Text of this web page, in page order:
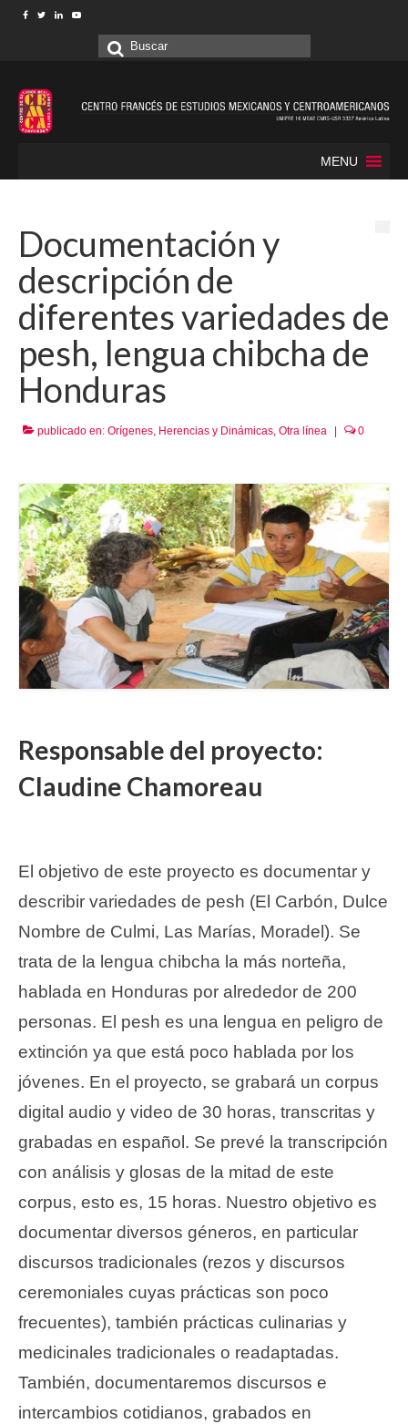
Buscar
MENU
Documentación y
descripción de
diferentes variedades de
pesh, lengua chibcha de
Honduras
publicado en: Orígenes, Herencias y Dinámicas, Otra línea 0
Responsable del proyecto:
Claudine Chamoreau
El objetivo de este proyecto es documentar y
describir variedades de pesh (El Carbón, Dulce
Nombre de Culmi, Las Marías, Moradel). Se
trata de la lengua chibcha la más norteña,
hablada en Honduras por alrededor de 200
personas. El pesh es una lengua en peligro de
extinción ya que está poco hablada por los
jóvenes. En el proyecto, se grabará un corpus
digital audio y video de 30 horas, transcritas y
grabadas en español. Se prevé la transcripción
con análisis y glosas de la mitad de este
corpus, esto es, 15 horas. Nuestro objetivo es
documentar diversos géneros, en particular
discursos tradicionales (rezos y discursos
ceremoniales cuyas prácticas son poco
frecuentes), también prácticas culinarias y
medicinales tradicionales o readaptadas.
También, documentaremos discursos e
intercambios cotidianos, grabados en